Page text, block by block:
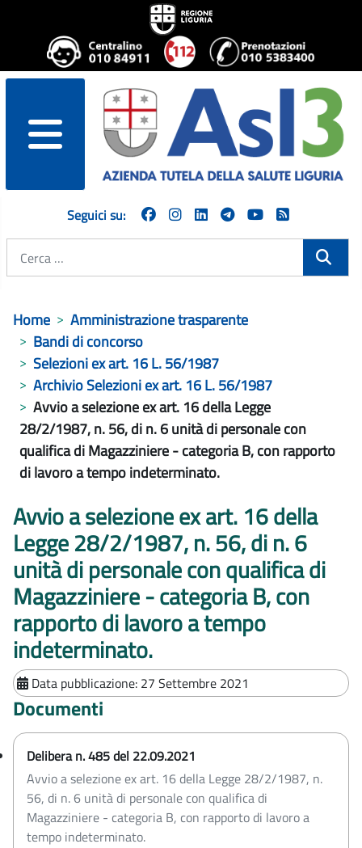
menu
Seguici su:
Home
Amministrazione trasparente
Bandi di concorso
Selezioni ex art. 16 L. 56/1987
Archivio Selezioni ex art. 16 L. 56/1987
Avvio a selezione ex art. 16 della Legge
28/2/1987, n. 56, di n. 6 unità di personale con
qualifica di Magazziniere - categoria B, con rapporto
di lavoro a tempo indeterminato.
Avvio a selezione ex art. 16 della
Legge 28/2/1987, n. 56, di n. 6
unità di personale con qualifica di
Magazziniere - categoria B, con
rapporto di lavoro a tempo
indeterminato.
Data pubblicazione: 27 Settembre 2021
Documenti
Delibera n. 485 del 22.09.2021
Avvio a selezione ex art. 16 della Legge 28/2/1987, n.
56, di n. 6 unità di personale con qualifica di
Magazziniere - categoria B, con rapporto di lavoro a
tempo indeterminato.